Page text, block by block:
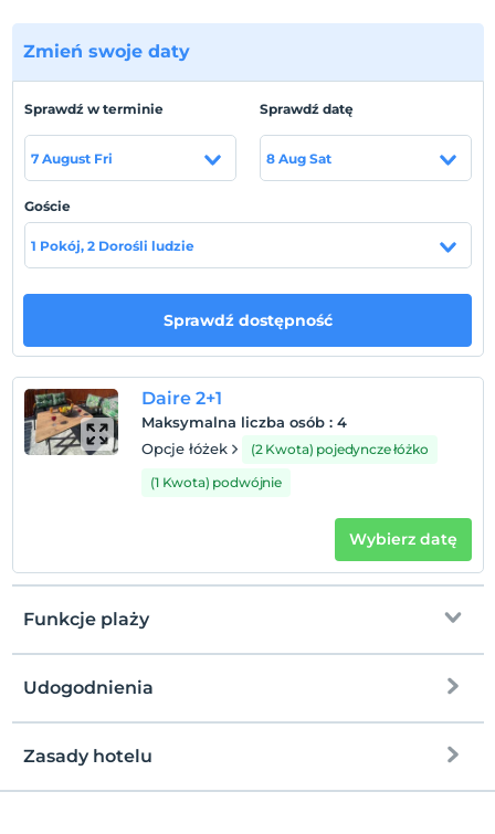
Kalkan Yeşilköy Mevkiin de konumlanmaktadır.
Plaża
Plaja 3 km mesafededir
Po 16:00
Wymeldować się
Przed 10:00
Zwierzęta
Niemowlęta do wieku do 2 są bezpłatne.
Nie ma polityki dotyczącej bezpłatnych dzieci
Zmień swoje daty
Sprawdź w terminie
7 August Fri
Sprawdź datę
8 Aug Sat
Goście
1 Pokój, 2 Dorośli ludzie
Sprawdź dostępność
Daire 2+1
Maksymalna liczba osób : 4
Opcje łóżek
(2 Kwota) pojedyncze łóżko
(1 Kwota) podwójnie
Wybierz datę
Funkcje plaży
na plażę
Udogodnienia
Zasady hotelu
Zameldować się